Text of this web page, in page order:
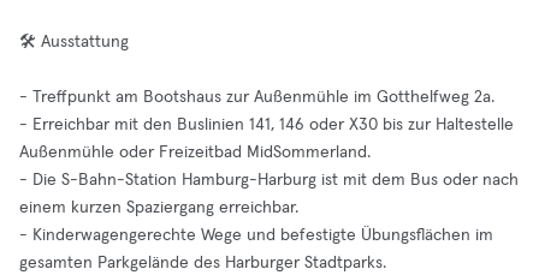
🛠️ Ausstattung
- Treffpunkt am Bootshaus zur Außenmühle im Gotthelfweg 2a.
- Erreichbar mit den Buslinien 141, 146 oder X30 bis zur Haltestelle
Außenmühle oder Freizeitbad MidSommerland.
- Die S-Bahn-Station Hamburg-Harburg ist mit dem Bus oder nach
einem kurzen Spaziergang erreichbar.
- Kinderwagengerechte Wege und befestigte Übungsflächen im
gesamten Parkgelände des Harburger Stadtparks.